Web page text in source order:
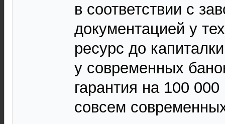
в соответствии с
документацией у
ресурс до
у современных
гарантия на 100
совсем